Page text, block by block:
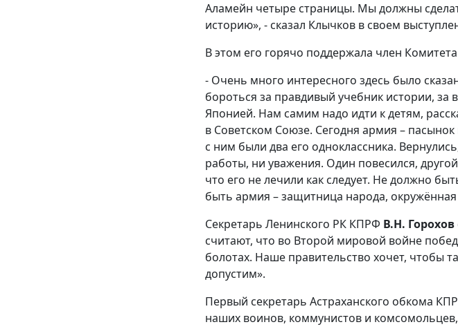
Аламейн четыре страницы. Мы должны
историю», - сказал Клычков в своем
В этом его горячо поддержала член
- Очень много интересного здесь было
бороться за правдивый учебник истории,
Японией. Нам самим надо идти к детям,
в Советском Союзе. Сегодня армия –
с ним были два его одноклассника.
работы, ни уважения. Один повесился,
что его не лечили как следует. Не должно
быть армия – защитница народа, окружённая
Секретарь Ленинского РК КПРФ В.Н. Горохов
считают, что во Второй мировой войне
болотах. Наше правительство хочет, чтобы
допустим».
Первый секретарь Астраханского обкома
наших воинов, коммунистов и